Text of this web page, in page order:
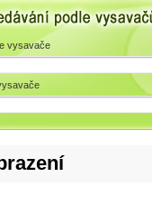
Vyhledávání podle
vysavače